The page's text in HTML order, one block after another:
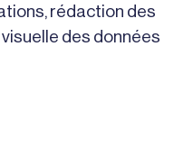
rédaction des
des données